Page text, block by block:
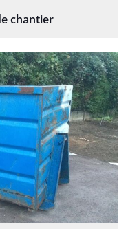
chantier